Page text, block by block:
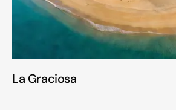
La Graciosa